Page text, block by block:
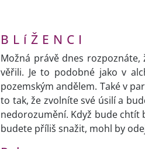
B L í Ž E N C I
Možná právě dnes
věřili. Je to podobné jako v
pozemským andělem. Také v
to tak, že zvolníte své úsilí a
nedorozumění. Když bude chtít
budete příliš snažit, mohl by